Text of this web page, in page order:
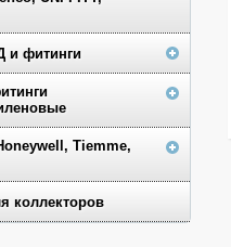
и фитинги
Tiemme,
коллекторов